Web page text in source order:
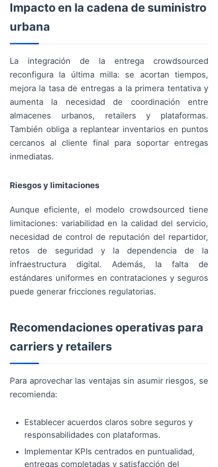
Impacto en la cadena de suministro
urbana
La integración de la entrega crowdsourced
reconfigura la última milla: se acortan tiempos,
mejora la tasa de entregas a la primera tentativa y
aumenta la necesidad de coordinación entre
almacenes urbanos, retailers y plataformas.
También obliga a replantear inventarios en puntos
cercanos al cliente final para soportar entregas
inmediatas.
Riesgos y limitaciones
Aunque eficiente, el modelo crowdsourced tiene
limitaciones: variabilidad en la calidad del servicio,
necesidad de control de reputación del repartidor,
retos de seguridad y la dependencia de la
infraestructura digital. Además, la falta de
estándares uniformes en contrataciones y seguros
puede generar fricciones regulatorias.
Recomendaciones operativas para
carriers y retailers
Para aprovechar las ventajas sin asumir riesgos, se
recomienda:
Establecer acuerdos claros sobre seguros y
responsabilidades con plataformas.
Implementar KPIs centrados en puntualidad,
entregas completadas y satisfacción del